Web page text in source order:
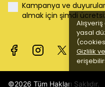
yasal
Gizlilik
Kampanya ve
almak için şimdi
©2026 Tüm Hakları Saklıdır.